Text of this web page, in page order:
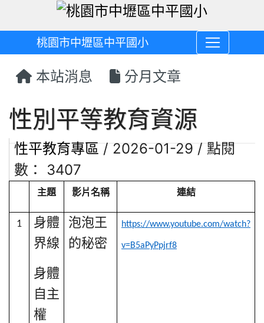
桃園市中壢區中平國小
本站消息 分月文章
性別平等教育資源
性平教育專區/ 2026-01-29 / 點閱
數： 3407
主題 影片名稱 連結
1
身體
界線
身體
自主
權
泡泡王
的秘密
https://www.youtube.com/watch?
v=B5aPyPpjrf8